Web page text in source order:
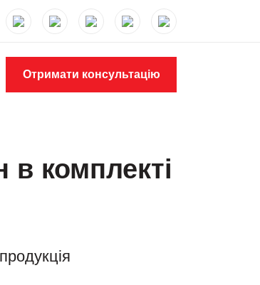
Отримати консультацію
комплекті